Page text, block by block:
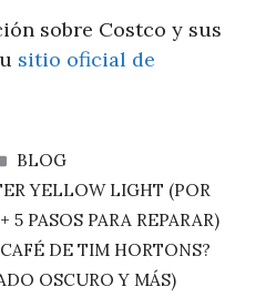
sobre Costco y sus
sitio oficial​ de
CATEGORÍAS
BLOG
YELLOW LIGHT (POR
5 PASOS PARA REPARAR)
DE TIM HORTONS?
OSCURO Y MÁS)